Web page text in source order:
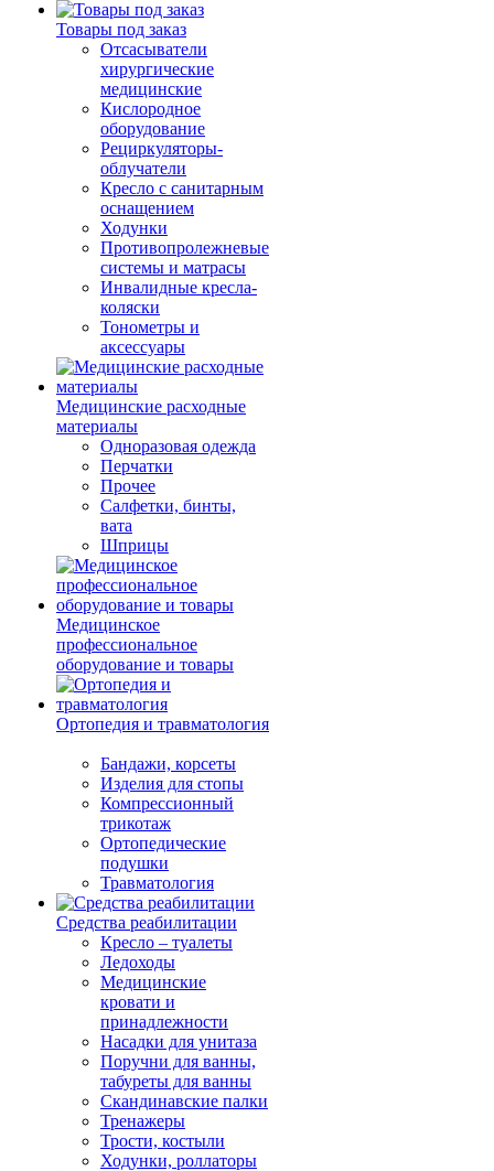
Товары под заказ
Отсасыватели
хирургические
медицинские
Кислородное
оборудование
Рециркуляторы-
облучатели
Кресло с санитарным
оснащением
Ходунки
Противопролежневые
системы и матрасы
Инвалидные кресла-
коляски
Тонометры и
аксессуары
Медицинские расходные
материалы
Одноразовая одежда
Перчатки
Прочее
Салфетки, бинты,
вата
Шприцы
Медицинское
профессиональное
оборудование и товары
Ортопедия и травматология
Бандажи, корсеты
Изделия для стопы
Компрессионный
трикотаж
Ортопедические
подушки
Травматология
Средства реабилитации
Кресло – туалеты
Ледоходы
Медицинские
кровати и
принадлежности
Насадки для унитаза
Поручни для ванны,
табуреты для ванны
Скандинавские палки
Тренажеры
Трости, костыли
Ходунки, роллаторы